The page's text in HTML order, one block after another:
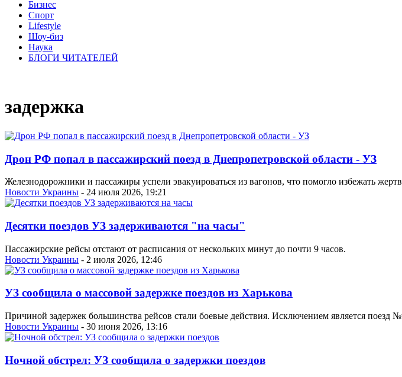
Бизнес
Спорт
Lifestyle
Шоу-биз
Наука
БЛОГИ ЧИТАТЕЛЕЙ
задержка
Дрон РФ попал в пассажирский поезд в Днепропетровской области - УЗ
Железнодорожники и пассажиры успели эвакуироваться из вагонов, что помогло избежать
Новости Украины - 24 июля 2026, 19:21
Десятки поездов УЗ задерживаются "на часы"
Пассажирские рейсы отстают от расписания от нескольких минут до почти 9 часов.
Новости Украины - 2 июля 2026, 12:46
УЗ сообщила о массовой задержке поездов из Харькова
Причиной задержек большинства рейсов стали боевые действия. Исключением является
Новости Украины - 30 июня 2026, 13:16
Ночной обстрел: УЗ сообщила о задержки поездов